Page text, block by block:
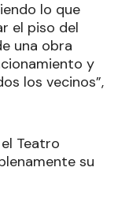
lo que
el piso del
una obra
y
los vecinos”,
Teatro
su